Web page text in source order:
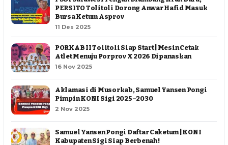
PERSITO Tolitoli Dorong Anwar Hafid Masuk
Bursa Ketum Asprov
11 Des 2025
PORKAB II Tolitoli Siap Start | Mesin Cetak
Atlet Menuju Porprov X 2026 Dipanaskan
16 Nov 2025
Aklamasi di Musorkab, Samuel Yansen Pongi
Pimpin KONI Sigi 2025–2030
2 Nov 2025
Samuel Yansen Pongi Daftar Caketum | KONI
Kabupaten Sigi Siap Berbenah !